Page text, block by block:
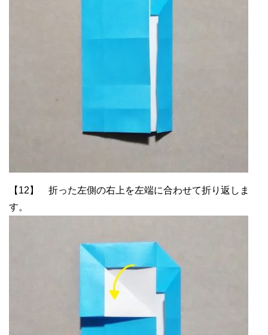
【12】 折った左側の右上を左端に合わせて折り返しま
す。